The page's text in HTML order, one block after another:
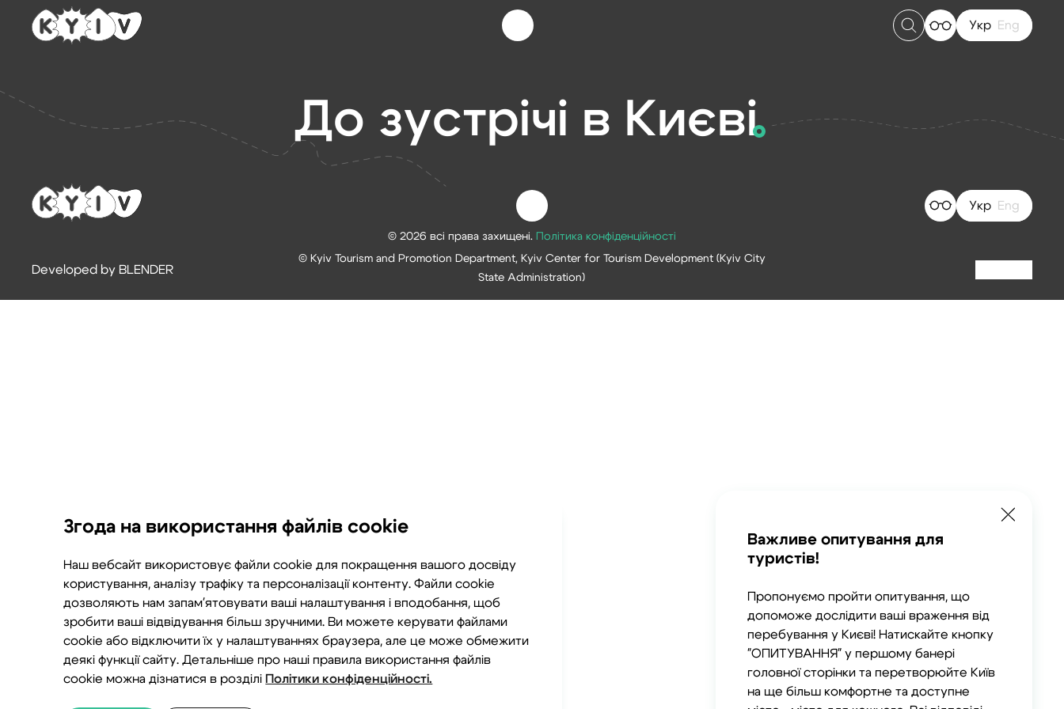
Згода на використання файлів cookie
Наш вебсайт використовує файли cookie для покращення вашого досвіду
користування, аналізу трафіку та персоналізації контенту. Файли cookie
дозволяють нам запам'ятовувати ваші налаштування і вподобання, щоб
зробити ваші відвідування більш зручними. Ви можете керувати файлами
cookie або відключити їх у налаштуваннях браузера, але це може обмежити
деякі функції сайту. Детальніше про наші правила використання файлів
cookie можна дізнатися в розділі Політики конфіденційності.
Укр Eng
До зустрічі в Києві
Укр Eng
Developed by BLENDER
© 2026 всі права захищені. Політика конфіденційності
© Kyiv Tourism and Promotion Department, Kyiv Center for Tourism Development (Kyiv City
State Administration)
Важливе опитування для
туристів!
Пропонуємо пройти опитування, що
допоможе дослідити ваші враження від
перебування у Києві! Натискайте кнопку
"ОПИТУВАННЯ" у першому банері
головної сторінки та перетворюйте Київ
на ще більш комфортне та доступне